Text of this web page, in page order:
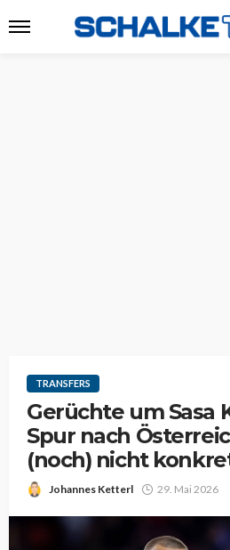
TRANSFERS
Gerüchte um Sasa
Spur nach
(noch) nicht
Johannes Ketterl 29. Mai 2026